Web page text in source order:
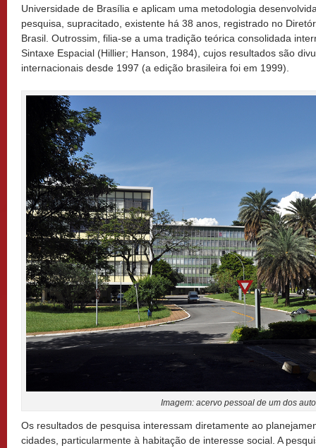
Universidade de Brasília e aplicam uma metodologia
pesquisa, supracitado, existente há 38 anos, registrado no
Brasil. Outrossim, filia-se a uma tradição teórica consolidada
Sintaxe Espacial (Hillier; Hanson, 1984), cujos resultados são
internacionais desde 1997 (a edição brasileira foi em 1999).
Imagem: acervo pessoal de um dos
Os resultados de pesquisa interessam diretamente ao
cidades, particularmente à habitação de interesse social. A